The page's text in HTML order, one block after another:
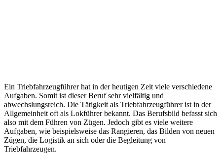
Ein Triebfahrzeugführer hat in der heutigen Zeit viele verschiedene
Aufgaben. Somit ist dieser Beruf sehr vielfältig und
abwechslungsreich. Die Tätigkeit als Triebfahrzeugführer ist in der
Allgemeinheit oft als Lokführer bekannt. Das Berufsbild befasst sich
also mit dem Führen von Zügen. Jedoch gibt es viele weitere
Aufgaben, wie beispielsweise das Rangieren, das Bilden von neuen
Zügen, die Logistik an sich oder die Begleitung von
Triebfahrzeugen.